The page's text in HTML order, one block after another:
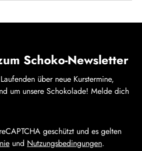
Schoko-Newsletter
über neue Kurstermine,
um unsere Schokolade! Melde dich
geschützt und es gelten
und Nutzungsbedingungen.